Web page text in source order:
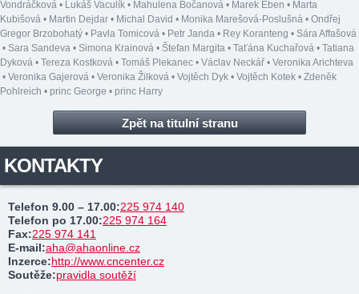
Vondráčková • Lukáš Vaculík • Mahulena Bočanová • Marek Eben • Marta
Kubišová • Martin Dejdar • Michal David • Monika Marešová-Poslušná • Ondřej
Gregor Brzobohatý • Pavla Tomicová • Petr Janda • Rey Koranteng • Sára Affašová
• Sara Sandeva • Simona Krainová • Štefan Margita • Taťána Kuchařová • Tatiana
Dyková • Tereza Kostková • Tomáš Plekanec • Václav Neckář • Veronika Arichteva
• Veronika Gajerová • Veronika Žilková • Vojtěch Dyk • Vojtěch Kotek • Zdeněk
Pohlreich • princ George • princ Harry
Zpět na titulní stranu
KONTAKTY
Telefon 9.00 – 17.00:225 974 140
Telefon po 17.00:225 974 164
Fax:225 974 141
E-mail:aha@ahaonline.cz
Inzerce:http://www.cncenter.cz
Soutěže:pravidla soutěží